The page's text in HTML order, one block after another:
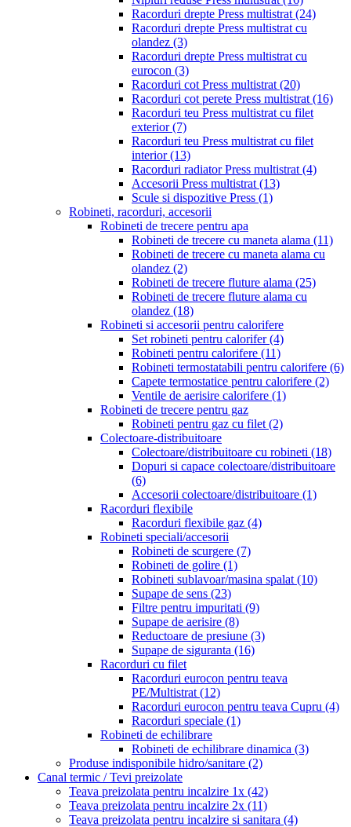
Racorduri drepte Press multistrat (24)
Racorduri drepte Press multistrat cu
olandez (3)
Racorduri drepte Press multistrat cu
eurocon (3)
Racorduri cot Press multistrat (20)
Racorduri cot perete Press multistrat (16)
Racorduri teu Press multistrat cu filet
exterior(7)
Racorduri teu Press multistrat cu filet
interior(13)
Racorduri radiator Press multistrat (4)
Accesorii Press multistrat (13)
Scule si dispozitive Press (1)
Robineti, racorduri, accesorii
Robineti de trecere pentru apa
Robineti de trecere cu maneta alama (11)
Robineti de trecere cu maneta alama cu
olandez (2)
Robineti de trecere fluture alama (25)
Robineti de trecere fluture alama cu
olandez (18)
Robineti si accesorii pentru calorifere
Set robineti pentru calorifer(4)
Robineti pentru calorifere (11)
Robineti termostatabili pentru calorifere (6)
Capete termostatice pentru calorifere (2)
Ventile de aerisire calorifere (1)
Robineti de trecere pentru gaz
Robineti pentru gaz cu filet (2)
Colectoare-distribuitoare
Colectoare/distribuitoare cu robineti (18)
Dopuri si capace colectoare/distribuitoare
(6)
Accesorii colectoare/distribuitoare (1)
Racorduri flexibile
Racorduri flexibile gaz (4)
Robineti speciali/accesorii
Robineti de scurgere (7)
Robineti de golire (1)
Robineti sublavoar/masina spalat (10)
Supape de sens (23)
Filtre pentru impuritati (9)
Supape de aerisire (8)
Reductoare de presiune (3)
Supape de siguranta (16)
Racorduri cu filet
Racorduri eurocon pentru teava
PE/Multistrat (12)
Racorduri eurocon pentru teava Cupru (4)
Racorduri speciale (1)
Robineti de echilibrare
Robineti de echilibrare dinamica (3)
Produse indisponibile hidro/sanitare (2)
Canal termic / Tevi preizolate
Teava preizolata pentru incalzire 1x (42)
Teava preizolata pentru incalzire 2x (11)
Teava preizolata pentru incalzire si sanitara (4)